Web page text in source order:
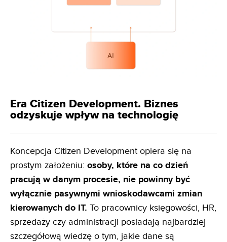
Era Citizen Development. Biznes
odzyskuje wpływ na technologię
Koncepcja Citizen Development opiera się na
prostym założeniu: osoby, które na co dzień
pracują w danym procesie, nie powinny być
wyłącznie pasywnymi wnioskodawcami zmian
kierowanych do IT. To pracownicy księgowości, HR,
sprzedaży czy administracji posiadają najbardziej
szczegółową wiedzę o tym, jakie dane są